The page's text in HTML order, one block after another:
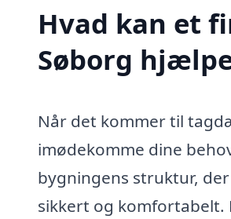
Hvad kan et
Søborg
Når det kommer til
imødekomme dine
bygningens struktur,
sikkert og